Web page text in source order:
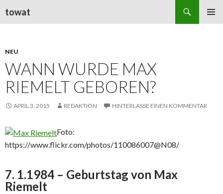
towat
NEU
WANN WURDE MAX
RIEMELT GEBOREN?
APRIL 3, 2015 REDAKTION HINTERLASSE EINEN KOMMENTAR
Foto:
https://www.flickr.com/photos/110086007@N08/
7. 1.1984 – Geburtstag von Max
Riemelt